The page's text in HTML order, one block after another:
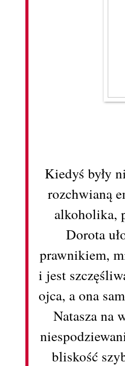
Kiedyś były
rozchwianą
alkoholika,
Dorota
prawnikiem,
i jest
ojca, a ona
Natasza na
bliskość